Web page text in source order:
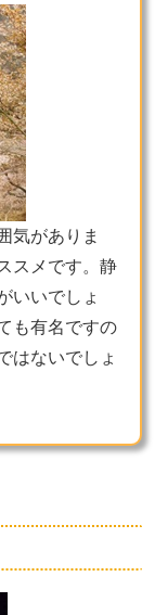
気がありま
スメです。静
いいでしょ
も有名ですの
はないでしょ